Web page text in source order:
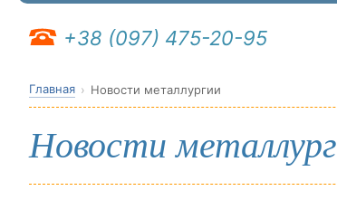
+38 (097) 475-20-95
Главная Новости металлургии
Новости